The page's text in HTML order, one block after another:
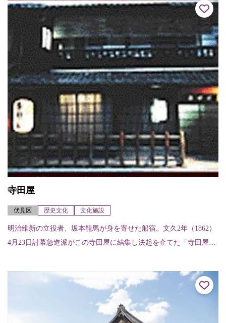
寺田屋
伏見区 歴史文化 文化施設
明治維新の立役者、坂本龍馬が身を寄せた船宿。文久2年（1862）
4月23日討幕急進派がこの寺田屋に結集し決起を企てた「寺田屋騒
後再建され...